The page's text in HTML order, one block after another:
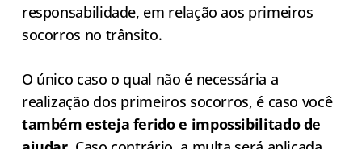
responsabilidade, em relação aos primeiros
socorros no trânsito.
O único caso o qual não é necessária a
realização dos primeiros socorros, é caso você
também esteja ferido e impossibilitado de